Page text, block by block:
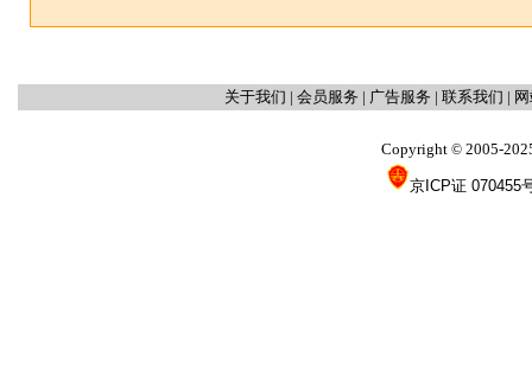
关于我们 | 会员服务 | 广告服务 | 联系我们 |
Copyright © 2005-
京ICP证 070455